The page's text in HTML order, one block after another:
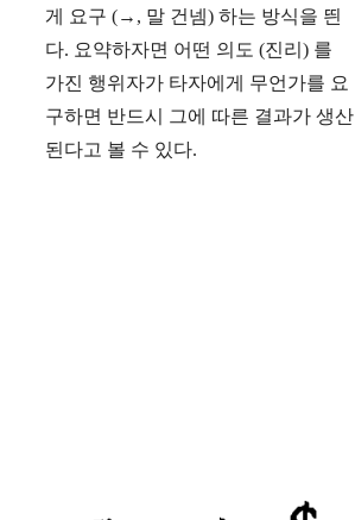
게 요구 (→, 말 건넴) 하는 방식을 띈
다. 요약하자면 어떤 의도 (진리) 를
가진 행위자가 타자에게 무언가를 요
구하면 반드시 그에 따른 결과가 생산
된다고 볼 수 있다.